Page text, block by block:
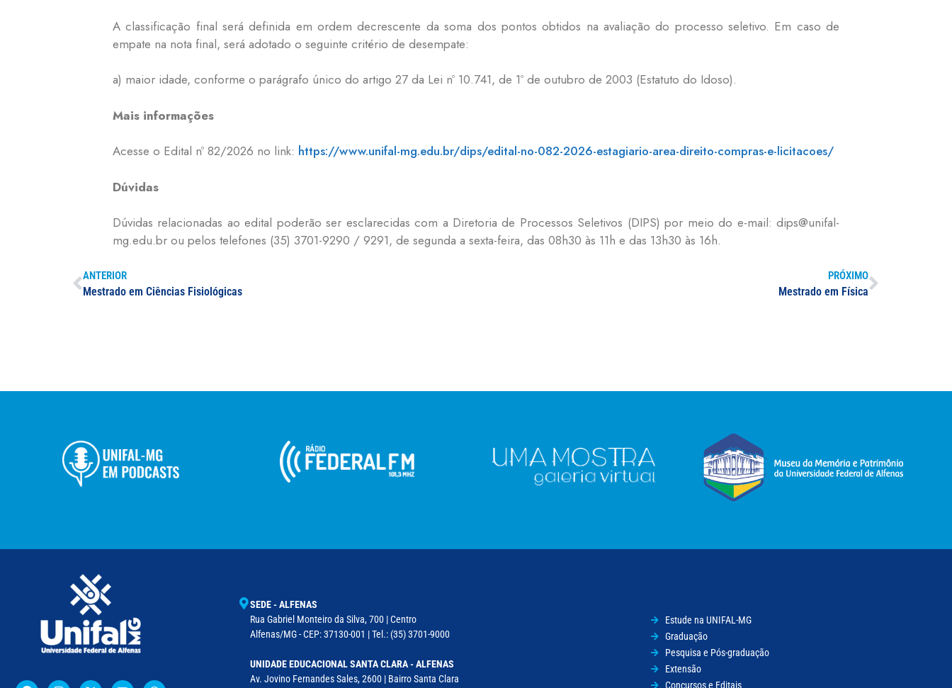
A classificação final será definida em ordem decrescente da soma dos pontos obtidos na avaliação do processo seletivo. Em caso de
empate na nota final, será adotado o seguinte critério de desempate:
a) maior idade, conforme o parágrafo único do artigo 27 da Lei nº 10.741, de 1º de outubro de 2003 (Estatuto do Idoso).
Mais informações
Acesse o Edital nº 82/2026 no link: https://www.unifal-mg.edu.br/dips/edital-no-082-2026-estagiario-area-direito-compras-e-licitacoes/
Dúvidas
Dúvidas relacionadas ao edital poderão ser esclarecidas com a Diretoria de Processos Seletivos (DIPS) por meio do e-mail: dips@unifal-
mg.edu.br ou pelos telefones (35) 3701-9290 / 9291, de segunda a sexta-feira, das 08h30 às 11h e das 13h30 às 16h.
ANTERIOR
Mestrado em Ciências Fisiológicas
PRÓXIMO
Mestrado em Física
SEDE - ALFENAS
Rua Gabriel Monteiro da Silva, 700 | Centro
Alfenas/MG - CEP: 37130-001 | Tel.: (35) 3701-9000
UNIDADE EDUCACIONAL SANTA CLARA - ALFENAS
Av. Jovino Fernandes Sales, 2600 | Bairro Santa Clara
Estude na UNIFAL-MG
Graduação
Pesquisa e Pós-graduação
Extensão
Concursos e Editais